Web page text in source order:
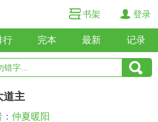
书架 登录
行 完本 最新 记录
道主
仲夏暖阳